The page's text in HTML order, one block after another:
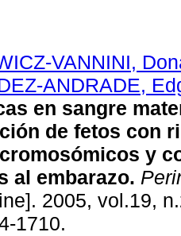
VANNINI,
ANDRADE,
en sangre
de fetos con
y
al embarazo.
2005, vol.19,
1710.